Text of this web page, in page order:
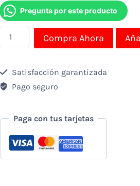
Pregunta por este producto
Batidora
de
Inmersión
2
1
SK-
Compra Ahora
Satisfacción garantizada
Pago seguro
Paga con tus tarjetas